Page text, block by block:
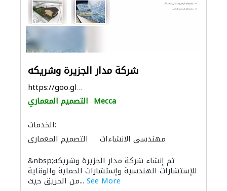
شركة مدار الجزيرة وشريكه
https://goo.gl/maps/p16ttmWPKNhRWz7d6
التصميم المعماري Mecca
الخدمات:
التصميم المعماري
مهندسي الانشاءات
أنظمة أمن مقاولون لمكافحة الحريق الإنارة
الديكور الداخلي
النمذجة والتصوير ثلاثي الأبعاد
&nbsp;تم إنشاء شركة مدار الجزيرة وشريكه
للإستشارات الهندسية وإستشارات الحماية والوقاية
من الحريق حيث... See More